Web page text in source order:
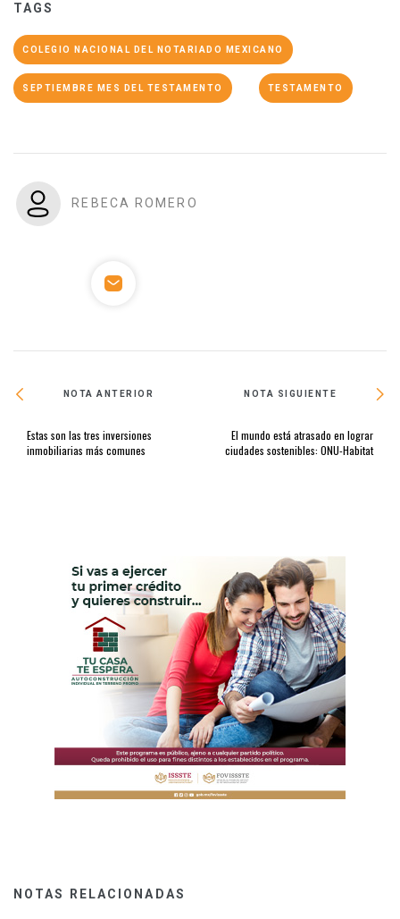
TAGS
COLEGIO NACIONAL DEL NOTARIADO MEXICANO
SEPTIEMBRE MES DEL TESTAMENTO TESTAMENTO
REBECA ROMERO
NOTA ANTERIOR
Estas son las tres inversiones
inmobiliarias más comunes
NOTA SIGUIENTE
El mundo está atrasado en lograr
ciudades sostenibles: ONU-Habitat
NOTAS RELACIONADAS